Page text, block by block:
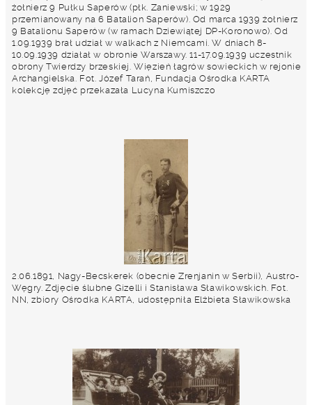
żołnierz 9 Pułku Saperów (płk. Zaniewski; w 1929
przemianowany na 6 Batalion Saperów). Od marca 1939 żołnierz
9 Batalionu Saperów (w ramach Dziewiątej DP-Koronowo). Od
1.09.1939 brał udział w walkach z Niemcami. W dniach 8-
10.09.1939 działał w obronie Warszawy. 11-17.09.1939 uczestnik
obrony Twierdzy brzeskiej. Więzień łagrów sowieckich w rejonie
Archangielska. Fot. Józef Tarań, Fundacja Ośrodka KARTA
kolekcję zdjęć przekazała Lucyna Kumiszczo
2.06.1891, Nagy-Becskerek (obecnie Zrenjanin w Serbii), Austro-
Węgry. Zdjęcie ślubne Gizelli i Stanisława Sławikowskich. Fot.
NN, zbiory Ośrodka KARTA, udostępniła Elżbieta Sławikowska